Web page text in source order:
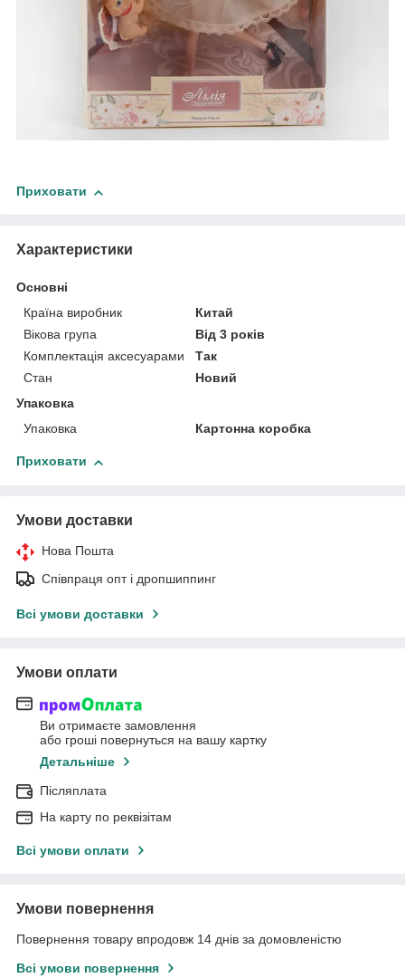
Приховати
Характеристики
Основні
Країна виробник
Китай
Вікова група
Від 3 років
Комплектація аксесуарами
Так
Стан
Новий
Упаковка
Упаковка
Картонна коробка
Приховати
Умови доставки
Нова Пошта
Співпраця опт і дропшиппинг
Всі умови доставки
Умови оплати
Ви отримаєте замовлення
або гроші повернуться на вашу картку
Детальніше
Післяплата
На карту по реквізітам
Всі умови оплати
Умови повернення
Повернення товару впродовж 14 днів за домовленістю
Всі умови повернення